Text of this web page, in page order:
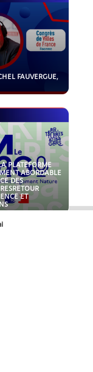
FAUVERGUE,
PLATEFORME
ABORDABLE
DES
ET
of the Moon